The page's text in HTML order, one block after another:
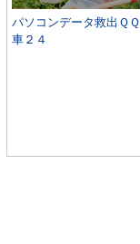
パソコンデータ救出ＱＱ
車２４